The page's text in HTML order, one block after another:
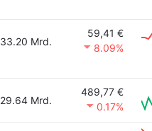
33.20 Mrd.
59,41 €
8.09%
29.64 Mrd.
489,77 €
0.17%